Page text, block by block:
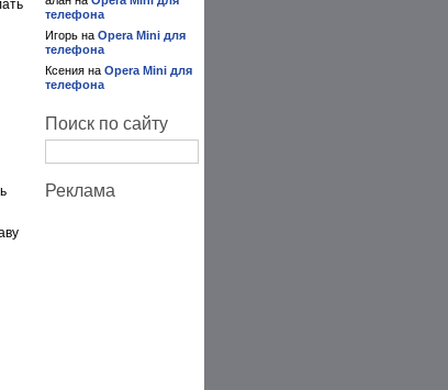
телефона
Игорь на Opera Mini для
телефона
Ксения на Opera Mini для
телефона
Поиск по сайту
Реклама